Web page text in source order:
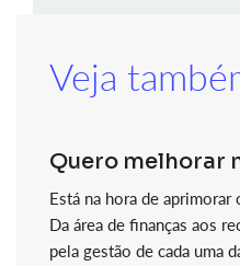
Veja
Quero melhorar
Está na hora de aprimorar
Da área de finanças aos
pela gestão de cada uma